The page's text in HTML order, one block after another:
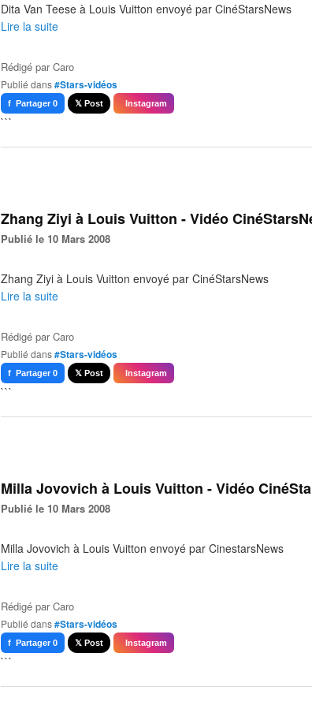
Dita Van Teese à Louis Vuitton envoyé par CinéStarsNews
Lire la suite
Rédigé parCaro
Publié dans#Stars-vidéos
f Partager 0 𝕏 Post Instagram
```
Zhang Ziyi à Louis Vuitton - Vidéo
Publié le 10 Mars 2008
Zhang Ziyi à Louis Vuitton envoyé par CinéStarsNews
Lire la suite
Rédigé parCaro
Publié dans#Stars-vidéos
f Partager 0 𝕏 Post Instagram
```
Milla Jovovich à Louis Vuitton - Vidéo
Publié le 10 Mars 2008
Milla Jovovich à Louis Vuitton envoyé par CinestarsNews
Lire la suite
Rédigé parCaro
Publié dans#Stars-vidéos
f Partager 0 𝕏 Post Instagram
```